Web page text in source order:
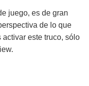
juego, es de gran
de lo que
este truco, sólo